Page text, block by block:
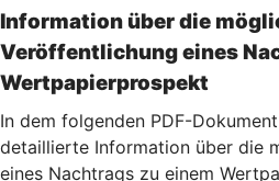
Information über die
Veröffentlichung eines
Wertpapierprospekt
In dem folgenden PDF-
detaillierte Information über die
eines Nachtrags zu einem